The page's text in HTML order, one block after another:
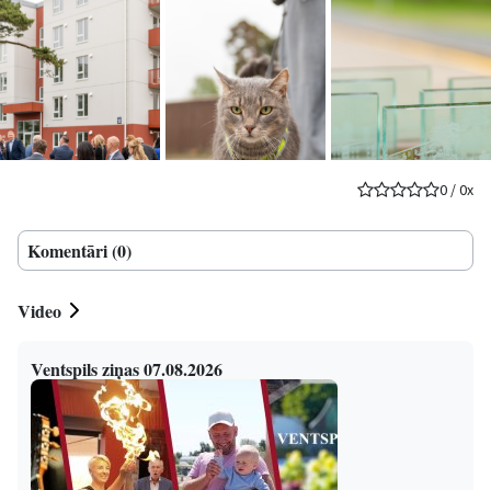
0/0x
Komentāri (0)
Video
Ventspils ziņas 07.08.2026